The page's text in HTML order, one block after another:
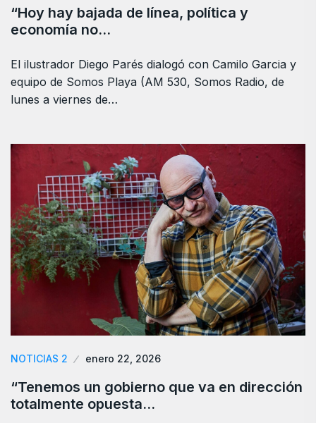
“Hoy hay bajada de línea, política y
economía no…
El ilustrador Diego Parés dialogó con Camilo Garcia y
equipo de Somos Playa (AM 530, Somos Radio, de
lunes a viernes de…
NOTICIAS 2 enero 22, 2026
“Tenemos un gobierno que va en dirección
totalmente opuesta…